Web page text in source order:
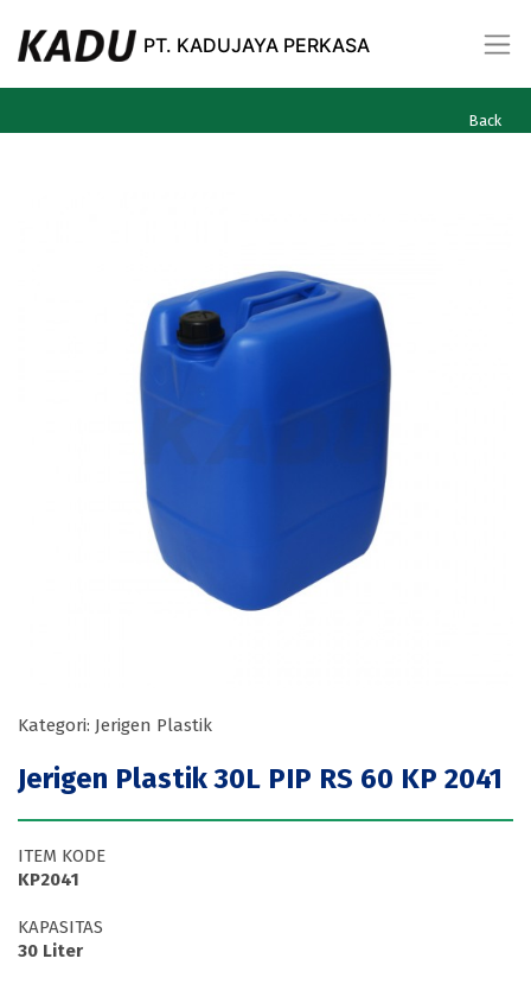
PT. KADUJAYA PERKASA
Our Products
Back
Kategori: Jerigen Plastik
Jerigen Plastik 30L PIP RS 60 KP 2041
ITEM KODE
KP2041
KAPASITAS
30 Liter